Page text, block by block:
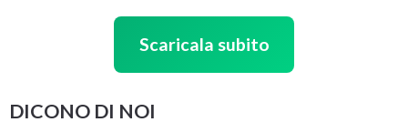
Scaricala subito
DICONO DI NOI